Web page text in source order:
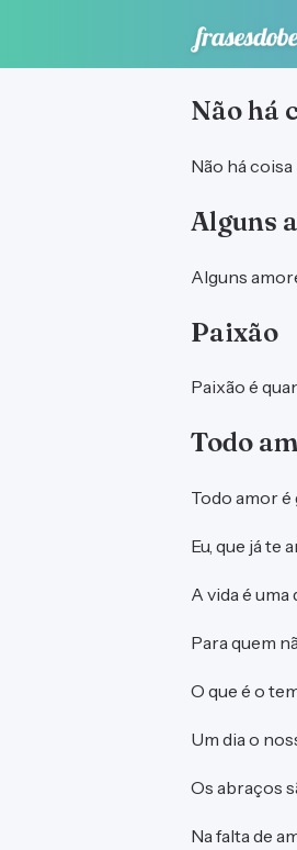
Não há
Não há
Alguns
Alguns
Paixão
Paixão é
Todo
Todo amor é
Eu, que já te
A vida é
Para quem
O que é o
Um dia o
Os abraços
Na falta de